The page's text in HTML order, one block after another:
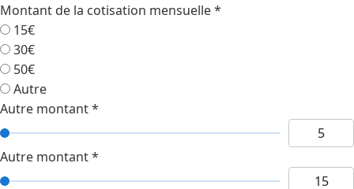
Montant de la cotisation mensuelle*
15€
30€
50€
Autre
Autre montant*
Autre montant*